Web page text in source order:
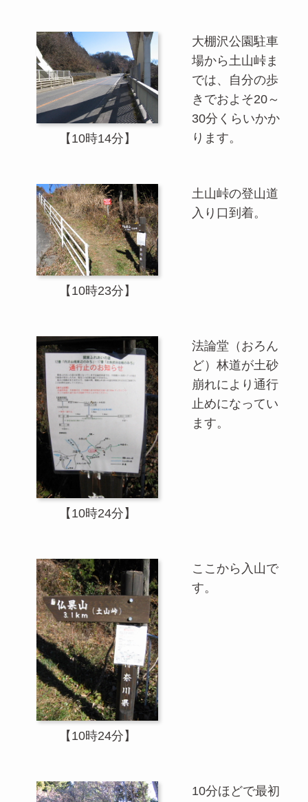
【10時14分】
大棚沢公園駐車
場から土山峠ま
では、自分の歩
きでおよそ20～
30分くらいかか
ります。
【10時23分】
土山峠の登山道
入り口到着。
【10時24分】
法論堂（おろん
ど）林道が土砂
崩れにより通行
止めになってい
ます。
【10時24分】
ここから入山で
す。
10分ほどで最初